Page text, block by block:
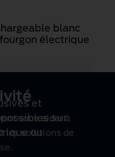
et
sur
ou
vous aider à
les solutions de